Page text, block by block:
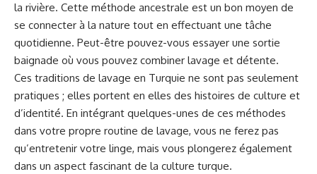
la rivière. Cette méthode ancestrale est un bon moyen de
se connecter à la nature tout en effectuant une tâche
quotidienne. Peut-être pouvez-vous essayer une sortie
baignade où vous pouvez combiner lavage et détente.
Ces traditions de lavage en Turquie ne sont pas seulement
pratiques ; elles portent en elles des histoires de culture et
d’identité. En intégrant quelques-unes de ces méthodes
dans votre propre routine de lavage, vous ne ferez pas
qu’entretenir votre linge, mais vous plongerez également
dans un aspect fascinant de la culture turque.